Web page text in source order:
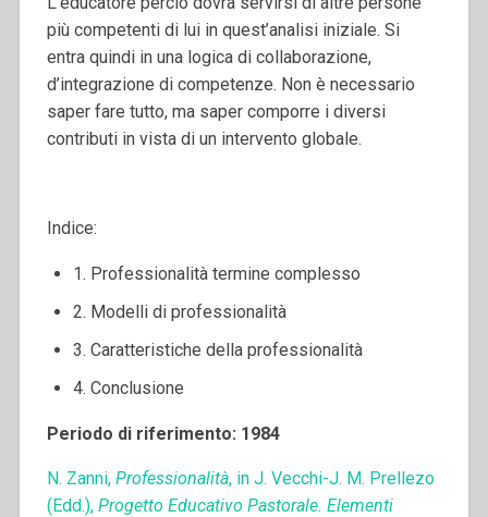
più competenti di lui in quest’analisi iniziale. Si
entra quindi in una logica di collaborazione,
d’integrazione di competenze. Non è necessario
saper fare tutto, ma saper comporre i diversi
contributi in vista di un intervento globale.
Indice:
1. Professionalità termine complesso
2. Modelli di professionalità
3. Caratteristiche della professionalità
4. Conclusione
Periodo di riferimento: 1984
N. Zanni, Professionalità, in J. Vecchi-J. M. Prellezo
(Edd.), Progetto Educativo Pastorale. Elementi